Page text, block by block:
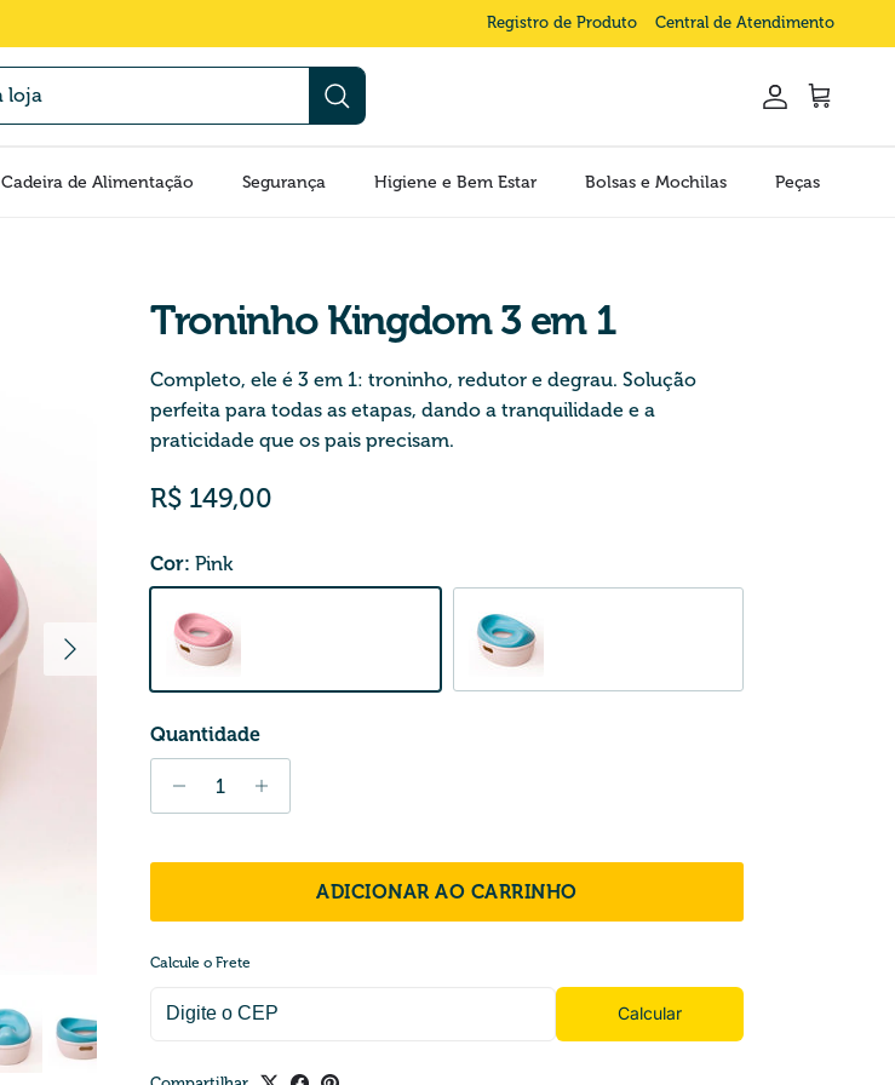
Registro de Produto Central de Atendimento
Conta Carrinho
Cadeira de Alimentação Segurança Higiene e Bem Estar Bolsas e Mochilas Peças
Próximo
Troninho Kingdom 3 em 1
Completo, ele é 3 em 1: troninho, redutor e degrau. Solução
perfeita para todas as etapas, dando a tranquilidade e a
praticidade que os pais precisam.
Preço normal
R$ 149,00
Cor: Pink
Pink Blue
Quantidade
ADICIONAR AO CARRINHO
Calcule o Frete
Calcular